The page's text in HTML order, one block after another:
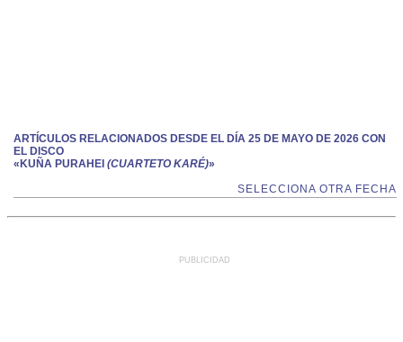
ARTÍCULOS RELACIONADOS DESDE EL DÍA 25 DE MAYO DE 2026 CON
EL DISCO
«KUÑA PURAHEI (CUARTETO KARÉ)»
SELECCIONA OTRA FECHA
PUBLICIDAD